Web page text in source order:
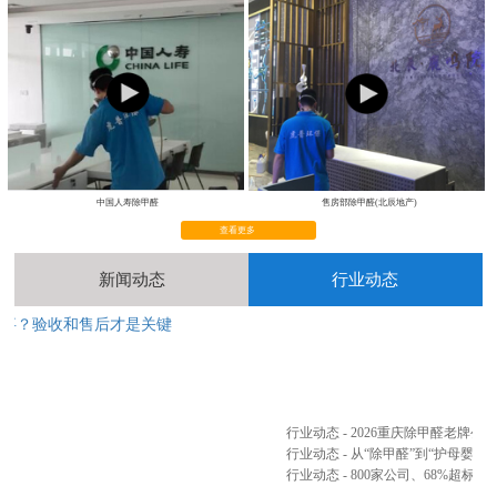
中国人寿除甲醛 售房部除甲醛(北辰地产)
查看更多
新闻动态 行业动态
？验收和售后才是关键
行业动态 - 2026重庆除甲醛老牌
行业动态 - 从“除甲醛”到“护母婴”